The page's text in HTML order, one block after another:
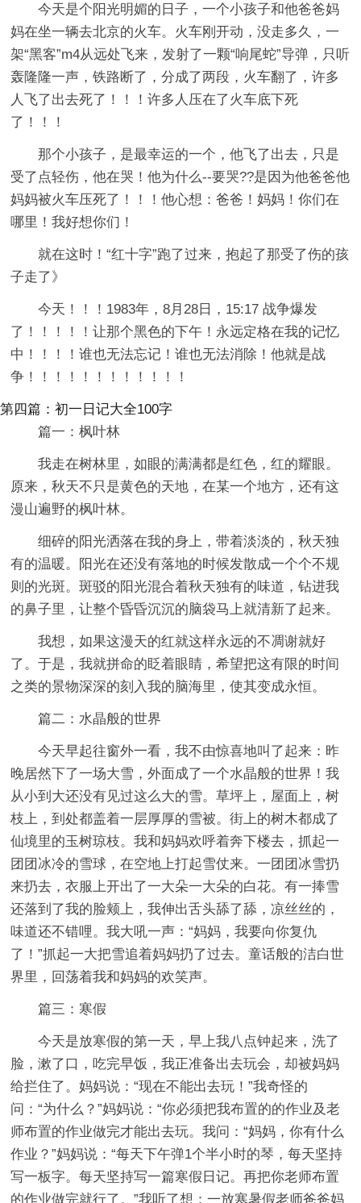
今天是个阳光明媚的日子，一个小孩子和他爸爸妈
妈在坐一辆去北京的火车。火车刚开动，没走多久，一
架“黑客”m4从远处飞来，发射了一颗“响尾蛇”导弹，只听
轰隆隆一声，铁路断了，分成了两段，火车翻了，许多
人飞了出去死了！！！许多人压在了火车底下死
了！！！
那个小孩子，是最幸运的一个，他飞了出去，只是
受了点轻伤，他在哭！他为什么--要哭??是因为他爸爸他
妈妈被火车压死了！！！他心想：爸爸！妈妈！你们在
哪里！我好想你们！
就在这时！“红十字”跑了过来，抱起了那受了伤的孩
子走了》
今天！！！1983年，8月28日，15:17 战争爆发
了！！！！！让那个黑色的下午！永远定格在我的记忆
中！！！！谁也无法忘记！谁也无法消除！他就是战
争！！！！！！！！！！！！
第四篇：初一日记大全100字
篇一：枫叶林
我走在树林里，如眼的满满都是红色，红的耀眼。
原来，秋天不只是黄色的天地，在某一个地方，还有这
漫山遍野的枫叶林。
细碎的阳光洒落在我的身上，带着淡淡的，秋天独
有的温暖。阳光在还没有落地的时候发散成一个个不规
则的光斑。斑驳的阳光混合着秋天独有的味道，钻进我
的鼻子里，让整个昏昏沉沉的脑袋马上就清新了起来。
我想，如果这漫天的红就这样永远的不凋谢就好
了。于是，我就拼命的眨着眼睛，希望把这有限的时间
之类的景物深深的刻入我的脑海里，使其变成永恒。
篇二：水晶般的世界
今天早起往窗外一看，我不由惊喜地叫了起来：昨
晚居然下了一场大雪，外面成了一个水晶般的世界！我
从小到大还没有见过这么大的雪。草坪上，屋面上，树
枝上，到处都盖着一层厚厚的雪被。街上的树木都成了
仙境里的玉树琼枝。我和妈妈欢呼着奔下楼去，抓起一
团团冰冷的雪球，在空地上打起雪仗来。一团团冰雪扔
来扔去，衣服上开出了一大朵一大朵的白花。有一捧雪
还落到了我的脸颊上，我伸出舌头舔了舔，凉丝丝的，
味道还不错哩。我大吼一声：“妈妈，我要向你复仇
了！”抓起一大把雪追着妈妈扔了过去。童话般的洁白世
界里，回荡着我和妈妈的欢笑声。
篇三：寒假
今天是放寒假的第一天，早上我八点钟起来，洗了
脸，漱了口，吃完早饭，我正准备出去玩会，却被妈妈
给拦住了。妈妈说：“现在不能出去玩！”我奇怪的
问：“为什么？”妈妈说：“你必须把我布置的的作业及老
师布置的作业做完才能出去玩。我问：“妈妈，你有什么
作业？”妈妈说：“每天下午弹1个半小时的琴，每天坚持
写一板字。每天坚持写一篇寒假日记。再把你老师布置
的作业做完就行了。”我听了想：一放寒暑假老师爸爸妈